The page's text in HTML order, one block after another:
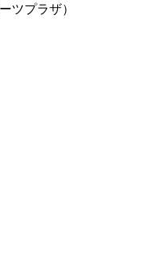
ツプラザ）